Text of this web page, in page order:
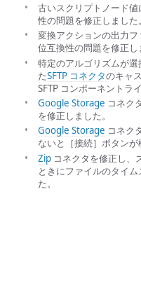
古いスクリプトノード値
性の問題を修正しました。
変換アクションの出力
位互換性の問題を修正し
特定のアルゴリズムが
たSFTP コネクタのキャ
SFTP コンポーネントラ
Google Storage コネク
を修正しました。
Google Storage コネク
ないと［接続］ボタンが
Zip コネクタを修正し、
ときにファイルのタイ
た。